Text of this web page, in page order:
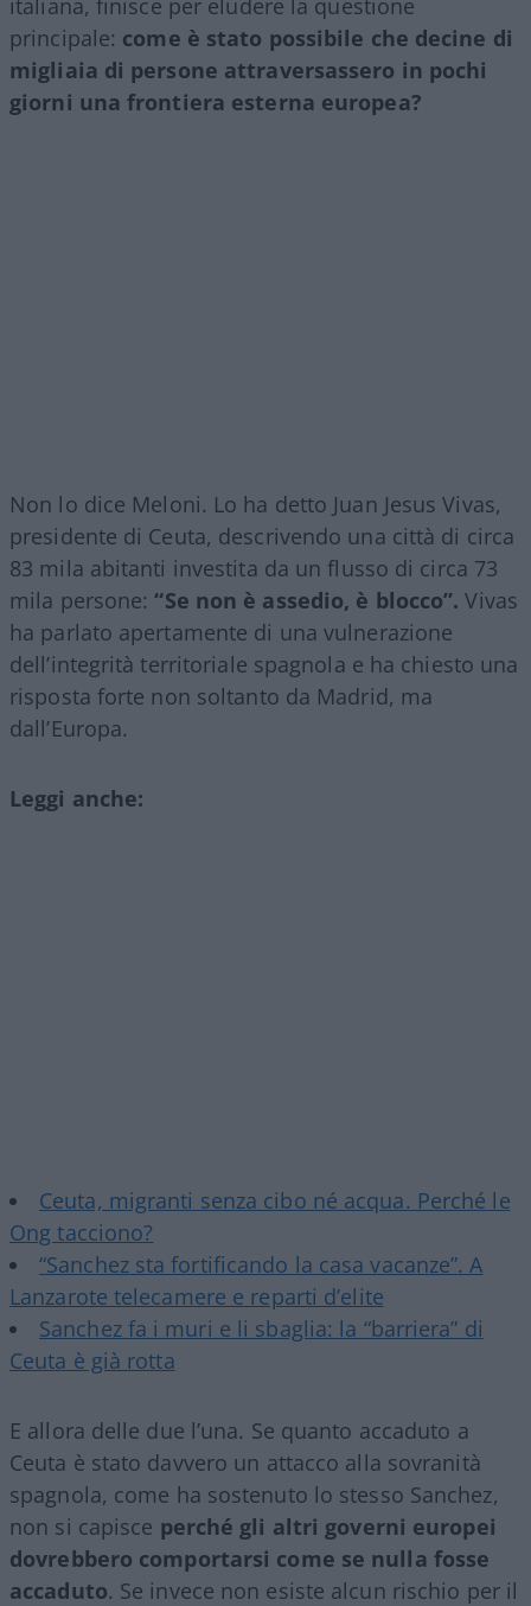
italiana, finisce per eludere la questione
principale: come è stato possibile che decine di
migliaia di persone attraversassero in pochi
giorni una frontiera esterna europea?
Non lo dice Meloni. Lo ha detto Juan Jesus Vivas,
presidente di Ceuta, descrivendo una città di circa
83 mila abitanti investita da un flusso di circa 73
mila persone: “Se non è assedio, è blocco”. Vivas
ha parlato apertamente di una vulnerazione
dell’integrità territoriale spagnola e ha chiesto una
risposta forte non soltanto da Madrid, ma
dall’Europa.
Leggi anche:
Ceuta, migranti senza cibo né acqua. Perché le
Ong tacciono?
“Sanchez sta fortificando la casa vacanze”. A
Lanzarote telecamere e reparti d’elite
Sanchez fa i muri e li sbaglia: la “barriera” di
Ceuta è già rotta
E allora delle due l’una. Se quanto accaduto a
Ceuta è stato davvero un attacco alla sovranità
spagnola, come ha sostenuto lo stesso Sanchez,
non si capisce perché gli altri governi europei
dovrebbero comportarsi come se nulla fosse
accaduto. Se invece non esiste alcun rischio per il